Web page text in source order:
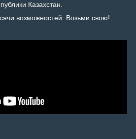
Казахстан.
возможностей. Возьми свою!